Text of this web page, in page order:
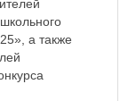
а также